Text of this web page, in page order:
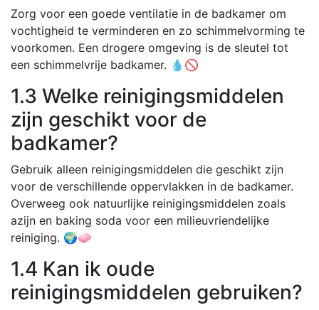
Zorg voor een goede ventilatie in de badkamer om
vochtigheid te verminderen en zo schimmelvorming te
voorkomen. Een drogere omgeving is de sleutel tot
een schimmelvrije badkamer. 💧🚫
1.3 Welke reinigingsmiddelen
zijn geschikt voor de
badkamer?
Gebruik alleen reinigingsmiddelen die geschikt zijn
voor de verschillende oppervlakken in de badkamer.
Overweeg ook natuurlijke reinigingsmiddelen zoals
azijn en baking soda voor een milieuvriendelijke
reiniging. 🌍🧼
1.4 Kan ik oude
reinigingsmiddelen gebruiken?